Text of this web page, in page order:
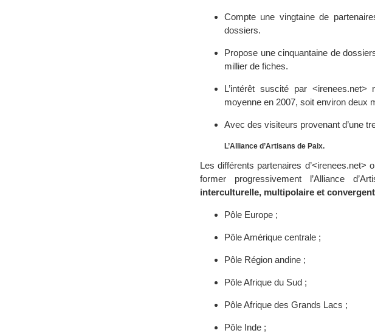
Compte une vingtaine de
dossiers.
Propose une cinquantaine de
millier de fiches.
L’intérêt suscité par
moyenne en 2007, soit environ deux
Avec des visiteurs provenant d’une
L’Alliance d’Artisans de Paix.
Les différents partenaires d’<irenees.net>
former progressivement l’Alliance
interculturelle, multipolaire et
Pôle Europe ;
Pôle Amérique centrale ;
Pôle Région andine ;
Pôle Afrique du Sud ;
Pôle Afrique des Grands Lacs ;
Pôle Inde ;